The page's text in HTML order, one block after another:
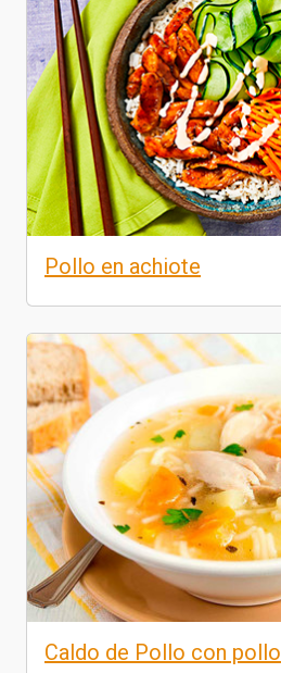
Pollo en achiote
Caldo de Pollo con pollo